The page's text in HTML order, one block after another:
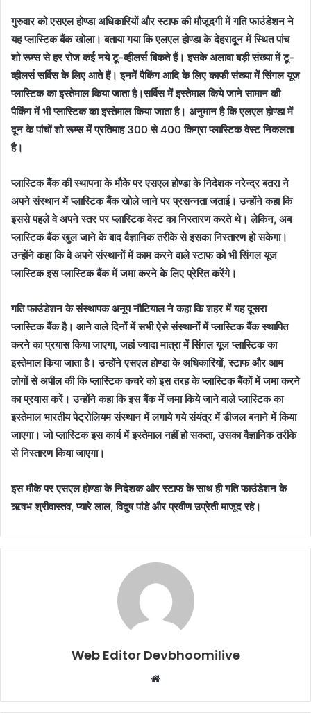
गुरुवार को एसएल होण्डा अधिकारियों और स्टाफ की मौजूदगी में गति फाउंडेशन ने
यह प्लास्टिक बैंक खोला। बताया गया कि एलएल होण्डा के देहरादून में स्थित पांच
शो रूम्स से हर रोज कई नये टू-व्हीलर्स बिकते हैं। इसके अलावा बड़ी संख्या में टू-
व्हीलर्स सर्विस के लिए आते हैं। इनमें पैकिंग आदि के लिए काफी संख्या में सिंगल यूज
प्लास्टिक का इस्तेमाल किया जाता है।सर्विस में इस्तेमाल किये जाने सामान की
पैकिंग में भी प्लास्टिक का इस्तेमाल किया जाता है। अनुमान है कि एलएल होण्डा में
दून के पांचों शो रूम्स में प्रतिमाह 300 से 400 किग्रा प्लास्टिक वेस्ट निकलता
है।
प्लास्टिक बैंक की स्थापना के मौके पर एसएल होण्डा के निदेशक नरेन्द्र बतरा ने
अपने संस्थान में प्लास्टिक बैंक खोले जाने पर प्रसन्नता जताई। उन्होंने कहा कि
इससे पहले वे अपने स्तर पर प्लास्टिक वेस्ट का निस्तारण करते थे। लेकिन, अब
प्लास्टिक बैंक खुल जाने के बाद वैज्ञानिक तरीके से इसका निस्तारण हो सकेगा।
उन्होंने कहा कि वे अपने संस्थानों में काम करने वाले स्टाफ को भी सिंगल यूज
प्लास्टिक इस प्लास्टिक बैंक में जमा करने के लिए प्रेरित करेंगे।
गति फाउंडेशन के संस्थापक अनूप नौटियाल ने कहा कि शहर में यह दूसरा
प्लास्टिक बैंक है। आने वाले दिनों में सभी ऐसे संस्थानों में प्लास्टिक बैंक स्थापित
करने का प्रयास किया जाएगा, जहां ज्यादा मात्रा में सिंगल यूज प्लास्टिक का
इस्तेमाल किया जाता है। उन्होंने एसएल होण्डा के अधिकारियों, स्टाफ और आम
लोगों से अपील की कि प्लास्टिक कचरे को इस तरह के प्लास्टिक बैंकों में जमा करने
का प्रयास करें। उन्होंने कहा कि इस बैंक में जमा किये जाने वाले प्लास्टिक का
इस्तेमाल भारतीय पेट्रोलियम संस्थान में लगाये गये संयंत्र में डीजल बनाने में किया
जाएगा। जो प्लास्टिक इस कार्य में इस्तेमाल नहीं हो सकता, उसका वैज्ञानिक तरीके
से निस्तारण किया जाएगा।
इस मौके पर एसएल होण्डा के निदेशक और स्टाफ के साथ ही गति फाउंडेशन के
ऋषभ श्रीवास्तव, प्यारे लाल, विदुष पांडे और प्रवीण उप्रेती माजूद रहे।
Web Editor Devbhoomilive
Website